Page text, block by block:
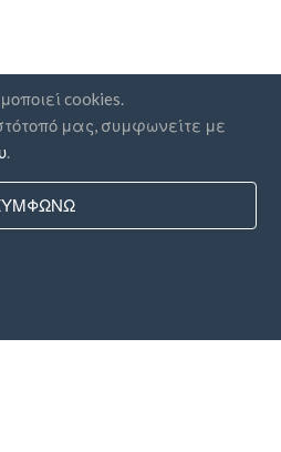
cookies.
μας, συμφωνείτε με